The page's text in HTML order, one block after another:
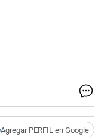
Agregar PERFIL en Google